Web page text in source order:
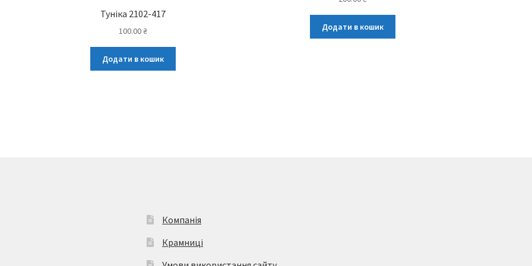
Туніка 2102-417
100.00₴
Додати в кошик
Додати в кошик
Компанія
Крамниці